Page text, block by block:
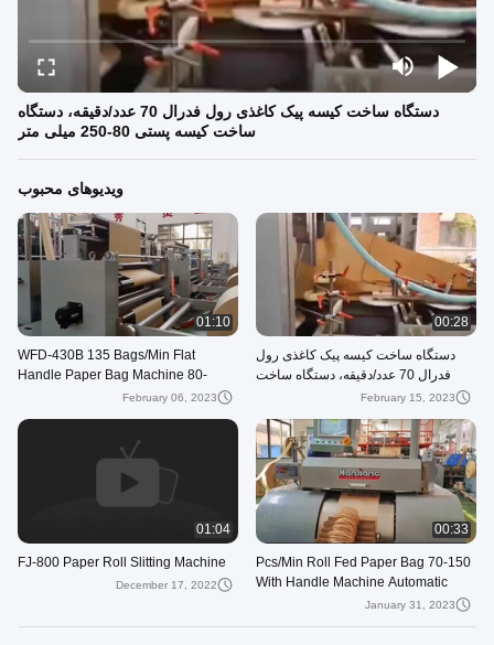
دستگاه ساخت کیسه پیک کاغذی رول فدرال 70 عدد/دقیقه، دستگاه
ساخت کیسه پستی 80-250 میلی متر
ویدیوهای محبوب
00:28
دستگاه ساخت کیسه پیک کاغذی رول
فدرال 70 عدد/دقیقه، دستگاه ساخت
کیسه پستی 80-250 میلی متر
February 15, 2023
01:10
WFD-430B 135 Bags/Min Flat
Handle Paper Bag Machine 80-
200mm Roll Fed Square Bottom
February 06, 2023
00:33
70-150 Pcs/Min Roll Fed Paper Bag
With Handle Machine Automatic
January 31, 2023
01:04
FJ-800 Paper Roll Slitting Machine
December 17, 2022